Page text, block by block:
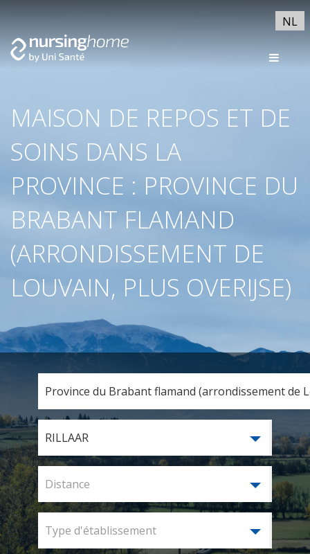
NL
MAISON DE REPOS ET DE
SOINS DANS LA
PROVINCE : PROVINCE DU
BRABANT FLAMAND
(ARRONDISSEMENT DE
LOUVAIN, PLUS OVERIJSE)
Province du Brabant flamand (arrondissement de
RILLAAR
Distance
Type d'établissement